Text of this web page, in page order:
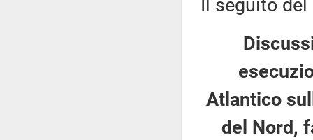
Il seguito
Atlantico
del Nord,